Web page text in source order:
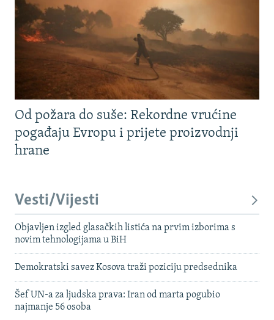
Od požara do suše: Rekordne vrućine
pogađaju Evropu i prijete proizvodnji
hrane
Vesti/Vijesti
Objavljen izgled glasačkih listića na prvim izborima s
novim tehnologijama u BiH
Demokratski savez Kosova traži poziciju predsednika
Šef UN-a za ljudska prava: Iran od marta pogubio
najmanje 56 osoba